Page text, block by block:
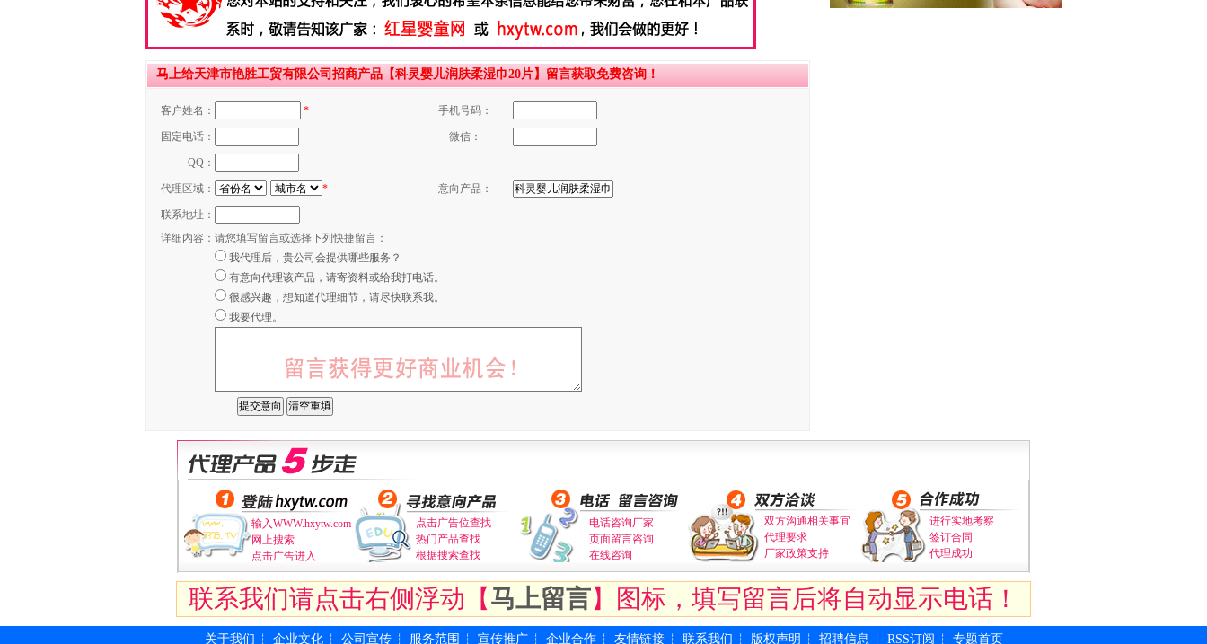
马上给天津市艳胜工贸有限公司招商产品【科灵婴儿润肤柔湿巾20片】留言获取免费咨询！
客户姓名： * 手机号码：
固定电话： 微信：
QQ：
代理区域： - * 意向产品：
联系地址：
详细内容： 请您填写留言或选择下列快捷留言：
我代理后，贵公司会提供哪些服务？
有意向代理该产品，请寄资料或给我打电话。
很感兴趣，想知道代理细节，请尽快联系我。
我要代理。
输入WWW.hxytw.com
网上搜索
点击广告进入
点击广告位查找
热门产品查找
根据搜索查找
电话咨询厂家
页面留言咨询
在线咨询
双方沟通相关事宜
代理要求
厂家政策支持
进行实地考察
签订合同
代理成功
联系我们请点击右侧浮动【马上留言】图标，填写留言后将自动显示电话！
关于我们 ┆ 企业文化 ┆ 公司宣传 ┆ 服务范围 ┆ 宣传推广 ┆ 企业合作 ┆ 友情链接 ┆ 联系我们 ┆ 版权声明 ┆ 招聘信息 ┆ RSS订阅 ┆ 专题首页